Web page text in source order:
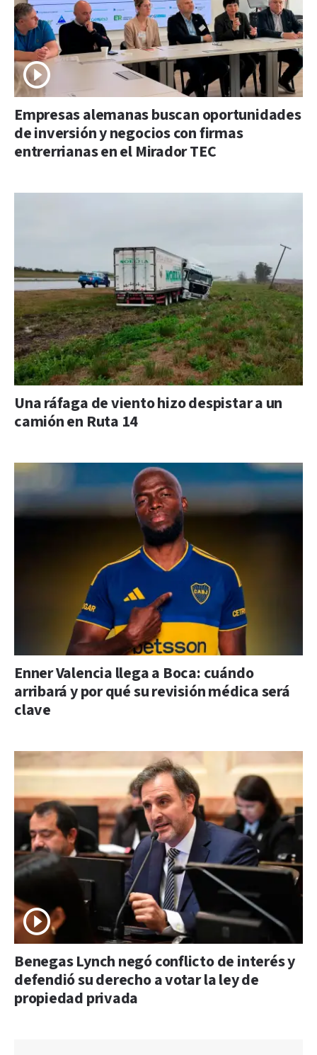
Empresas alemanas buscan oportunidades
de inversión y negocios con firmas
entrerrianas en el Mirador TEC
Una ráfaga de viento hizo despistar a un
camión en Ruta 14
Enner Valencia llega a Boca: cuándo
arribará y por qué su revisión médica será
clave
Benegas Lynch negó conflicto de interés y
defendió su derecho a votar la ley de
propiedad privada